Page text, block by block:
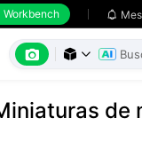
Workbench 
  
de